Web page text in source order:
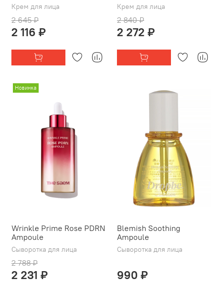
Крем для лица
2 645 ₽
2 116 ₽
Крем для лица
2 840 ₽
2 272 ₽
Новинка
Wrinkle Prime Rose PDRN
Ampoule
Сыворотка для лица
2 788 ₽
2 231 ₽
Blemish Soothing
Ampoule
Сыворотка для лица
990 ₽